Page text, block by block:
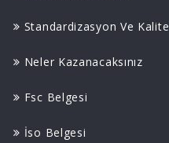
Standardizasyon Ve Kalite
Neler Kazanacaksınız
Fsc Belgesi
İso Belgesi